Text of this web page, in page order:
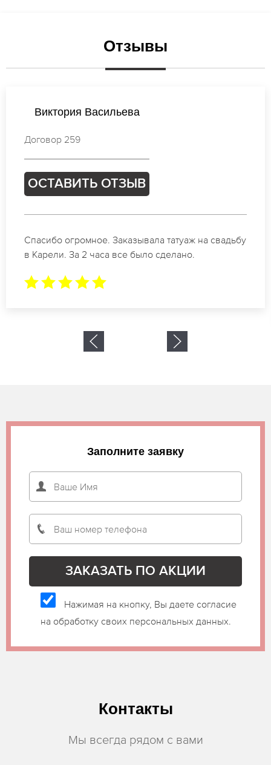
Отзывы
Татьяна Смирнова
Договор 163
ОСТАВИТЬ ОТЗЫВ
Отличные специалисты своего дела по
коррекции бровей в Карели. Замечательный
Заполните заявку
Нажимая на кнопку, Вы даете согласие
на обработку своих персональных данных.
Контакты
Мы всегда рядом с вами